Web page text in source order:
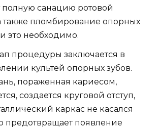
полную санацию ротовой
также пломбирование опорных
это необходимо.
процедуры заключается в
культей опорных зубов.
пораженная кариесом,
создается круговой отступ,
каркас не касался
предотвращает появление